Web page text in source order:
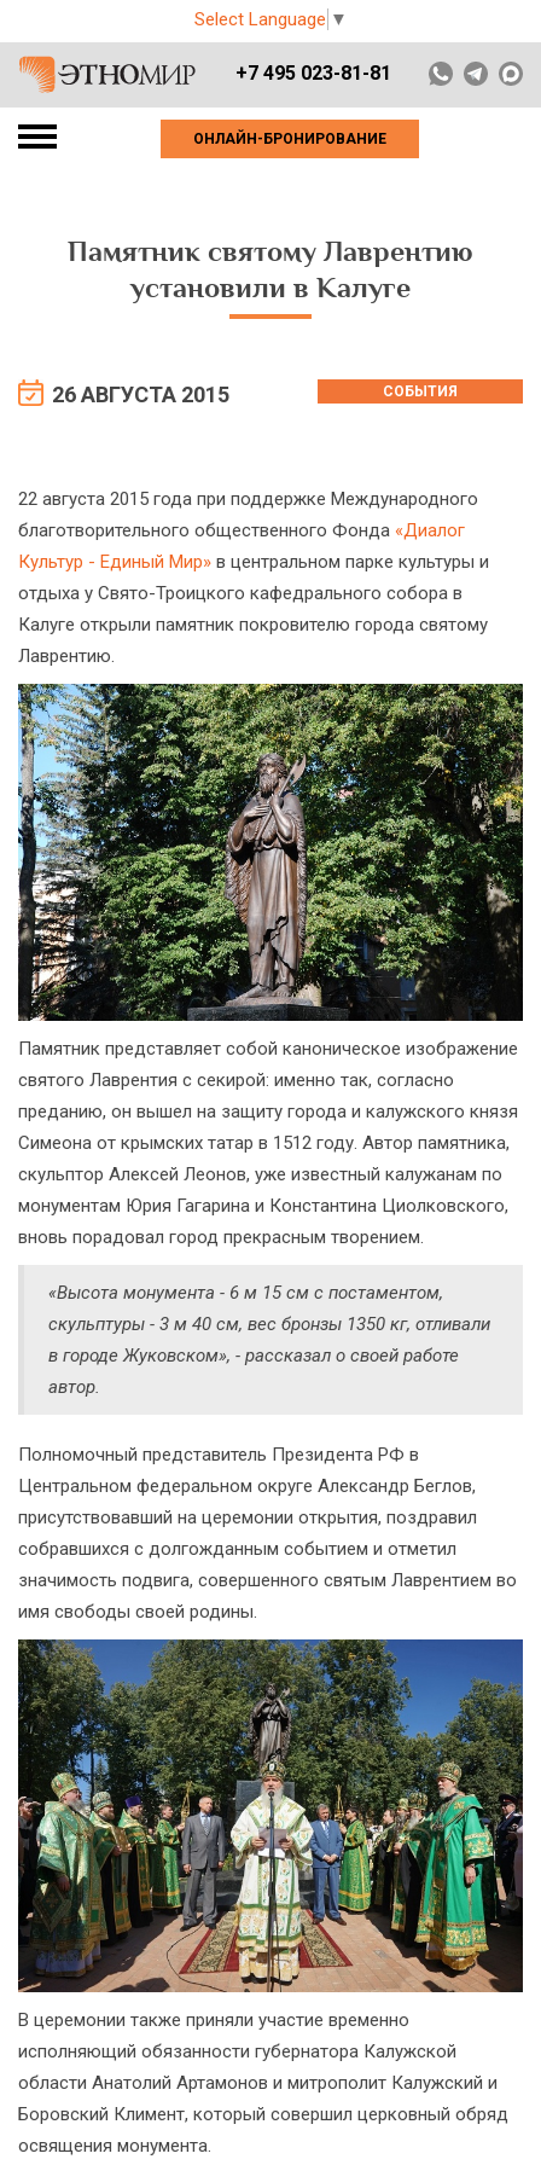
Select Language ▼
+7 495 023-81-81
ОНЛАЙН-БРОНИРОВАНИЕ
Памятник святому Лаврентию
установили в Калуге
26 АВГУСТА 2015 СОБЫТИЯ
22 августа 2015 года при поддержке Международного
благотворительного общественного Фонда «Диалог
Культур - Единый Мир» в центральном парке культуры и
отдыха у Свято-Троицкого кафедрального собора в
Калуге открыли памятник покровителю города святому
Лаврентию.
Памятник представляет собой каноническое изображение
святого Лаврентия с секирой: именно так, согласно
преданию, он вышел на защиту города и калужского князя
Симеона от крымских татар в 1512 году. Автор памятника,
скульптор Алексей Леонов, уже известный калужанам по
монументам Юрия Гагарина и Константина Циолковского,
вновь порадовал город прекрасным творением.
«Высота монумента - 6 м 15 см с постаментом,
скульптуры - 3 м 40 см, вес бронзы 1350 кг, отливали
в городе Жуковском», - рассказал о своей работе
автор.
Полномочный представитель Президента РФ в
Центральном федеральном округе Александр Беглов,
присутствовавший на церемонии открытия, поздравил
собравшихся с долгожданным событием и отметил
значимость подвига, совершенного святым Лаврентием во
имя свободы своей родины.
В церемонии также приняли участие временно
исполняющий обязанности губернатора Калужской
области Анатолий Артамонов и митрополит Калужский и
Боровский Климент, который совершил церковный обряд
освящения монумента.